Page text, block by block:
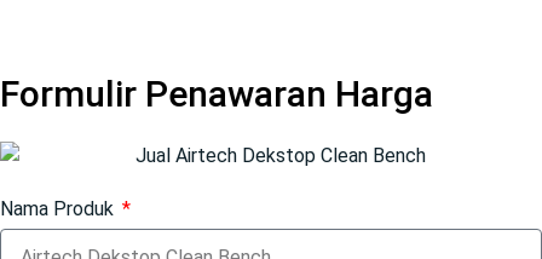
Formulir Penawaran Harga
Nama Produk